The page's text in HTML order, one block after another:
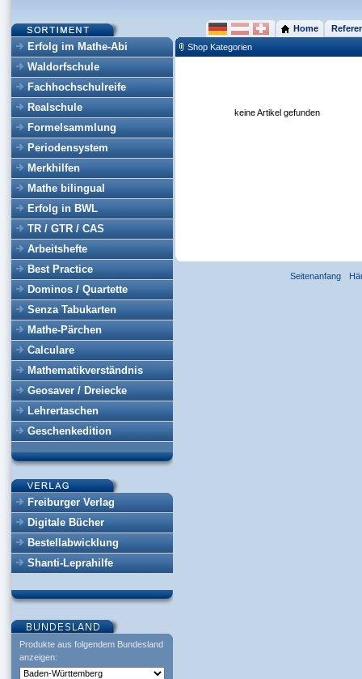
Erfolg im Mathe-Abi
Waldorfschule
Fachhochschulreife
Realschule
Formelsammlung
Periodensystem
Merkhilfen
Mathe bilingual
Erfolg in BWL
TR / GTR / CAS
Arbeitshefte
Best Practice
Dominos / Quartette
Senza Tabukarten
Mathe-Pärchen
Calculare
Mathematikverständnis
Geosaver / Dreiecke
Lehrertaschen
Geschenkedition
Freiburger Verlag
Digitale Bücher
Bestellabwicklung
Shanti-Leprahilfe
Produkte aus folgendem Bundesland
anzeigen:
Home
Shop Kategorien
keine Artikel gefunden
Seitenanfang